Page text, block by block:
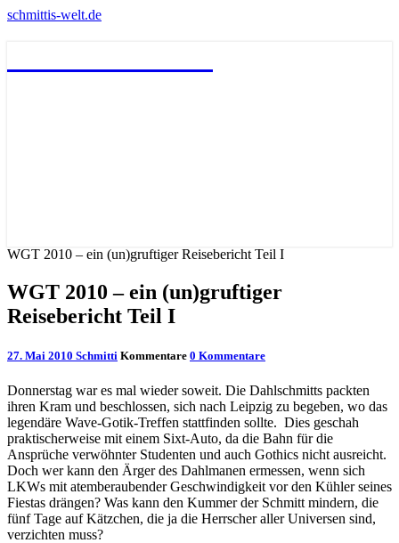
schmittis-welt.de
WGT 2010 – ein (un)gruftiger Reisebericht Teil I
WGT 2010 – ein (un)gruftiger
Reisebericht Teil I
27. Mai 2010 Schmitti Kommentare 0 Kommentare
Donnerstag war es mal wieder soweit. Die Dahlschmitts packten
ihren Kram und beschlossen, sich nach Leipzig zu begeben, wo das
legendäre Wave-Gotik-Treffen stattfinden sollte. Dies geschah
praktischerweise mit einem Sixt-Auto, da die Bahn für die
Ansprüche verwöhnter Studenten und auch Gothics nicht ausreicht.
Doch wer kann den Ärger des Dahlmanen ermessen, wenn sich
LKWs mit atemberaubender Geschwindigkeit vor den Kühler seines
Fiestas drängen? Was kann den Kummer der Schmitt mindern, die
fünf Tage auf Kätzchen, die ja die Herrscher aller Universen sind,
verzichten muss?